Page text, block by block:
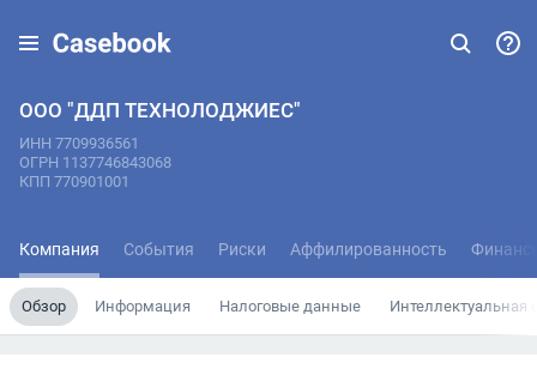
ООО "ДДП ТЕХНОЛОДЖИЕС"
ИНН 7709936561
ОГРН 1137746843068
КПП 770901001
Компания События Риски Аффилированность
Обзор Информация Налоговые данные Интеллектуальная